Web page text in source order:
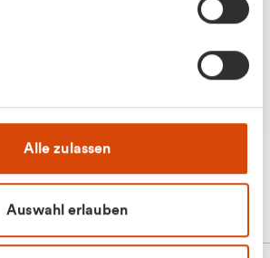
Alle zulassen
Auswahl erlauben